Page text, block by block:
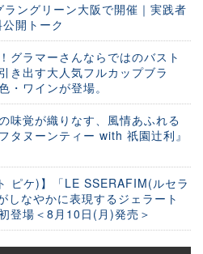
ラングリーン大阪で開催｜実践者
開トーク
グラマーさんならではのバスト
き出す大人気フルカップブラ
・ワインが登場。
味覚が織りなす、風情あふれる
タヌーンティー with 祇園辻利』
ピケ)】「LE SSERAFIM(ルセラ
なやかに表現するジェラート
登場＜8月10日(月)発売＞